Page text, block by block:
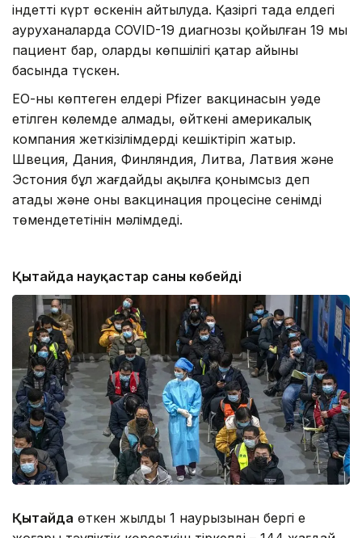
індеттің күрт өскенін айтылуда. Қазіргі таңда елдегі
ауруханаларда COVID-19 диагнозы қойылған 19 мың
пациент бар, олардың көпшілігі қаңтар айының
басында түскен.
ЕО-ның көптеген елдері Pfizer вакцинасын уәде
етілген көлемде алмады, өйткені америкалық
компания жеткізілімдерді кешіктіріп жатыр.
Швеция, Дания, Финляндия, Литва, Латвия және
Эстония бұл жағдайды ақылға қонымсыз деп
атады және оның вакцинация процесіне сенімді
төмендететінін мәлімдеді.
Қытайда науқастар саны көбейді
Қытайда өткен жылдың 1 наурызынан бергі ең